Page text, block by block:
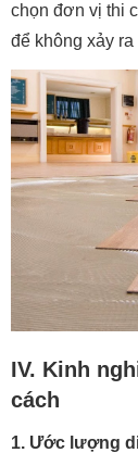
chọn đơn vị thi
để không xảy ra
IV. Kinh
cách
1. Ước lượng